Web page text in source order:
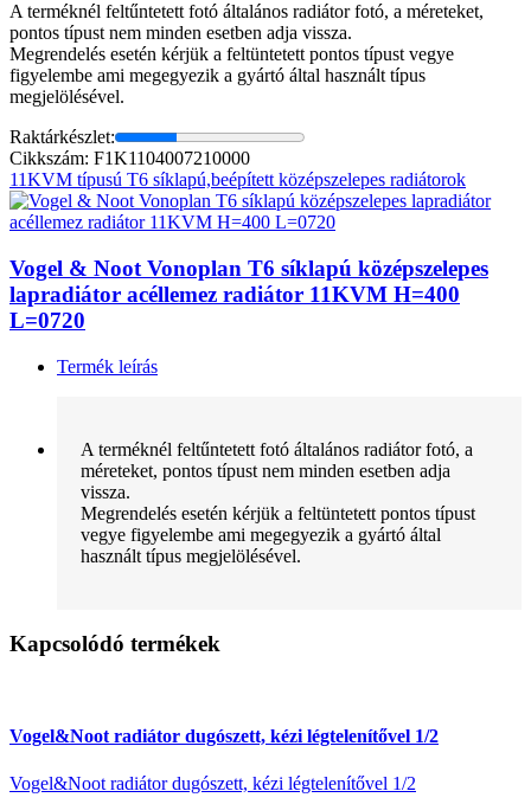
A terméknél feltűntetett fotó általános radiátor fotó, a méreteket,
pontos típust nem minden esetben adja vissza.
Megrendelés esetén kérjük a feltüntetett pontos típust vegye
figyelembe ami megegyezik a gyártó által használt típus
megjelölésével.
Raktárkészlet:
Cikkszám: F1K1104007210000
11KVM típusú T6 síklapú,beépített középszelepes radiátorok
Vogel & Noot Vonoplan T6 síklapú középszelepes
lapradiátor acéllemez radiátor 11KVM H=400
L=0720
Termék leírás
A terméknél feltűntetett fotó általános radiátor fotó, a
méreteket, pontos típust nem minden esetben adja
vissza.
Megrendelés esetén kérjük a feltüntetett pontos típust
vegye figyelembe ami megegyezik a gyártó által
használt típus megjelölésével.
Kapcsolódó termékek
Vogel&Noot radiátor dugószett, kézi légtelenítővel 1/2
Vogel&Noot radiátor dugószett, kézi légtelenítővel 1/2